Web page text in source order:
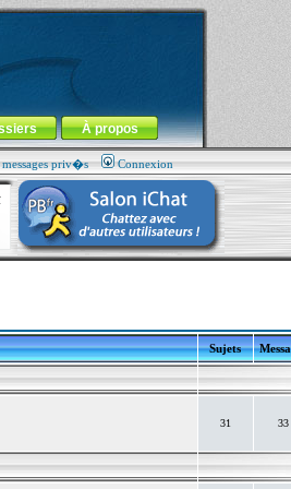
À propos
priv�s Connexion
Sujets
31 33